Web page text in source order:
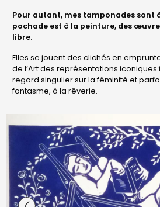
Pour autant, mes tamponades sont
pochade est à la peinture, des
libre.
Elles se jouent des clichés en
de l’Art des représentations iconiques
regard singulier sur la féminité et
fantasme, à la rêverie.